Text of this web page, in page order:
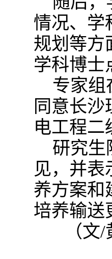
情况、学
规划等方
学科博士
专家组
同意长
电工程二
研究生
见，并表
养方案和
培养输送
（